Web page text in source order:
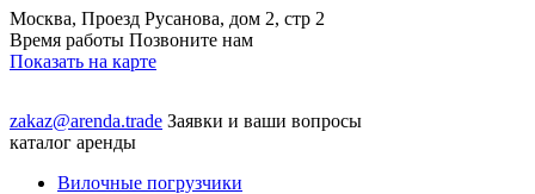
Москва, Проезд Русанова, дом 2, стр 2
Время работы Позвоните нам
Показать на карте
zakaz@arenda.trade Заявки и ваши вопросы
каталог аренды
Вилочные погрузчики